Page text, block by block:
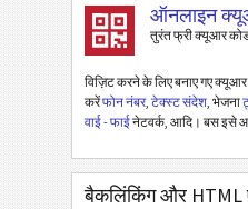
ऑनलाइन
तुरंत फ्री क्यूआर
विज़िट करने के लिए बनाए गए
करेंफोन नंबर, टेक्स्ट संदेश , भेजना
वाई - फाईनेटवर्क, आदि। बस इसे
बैकलिंकिंग और HTML